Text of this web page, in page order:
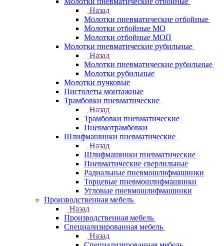
Назад
Молотки пневматические отбойные
Молотки отбойные МО
Молотки отбойные МОП
Молотки пневматические рубильные
Назад
Молотки пневматические рубильные
Молотки рубильные
Молотки пучковые
Пистолеты монтажные
Трамбовки пневматические
Назад
Трамбовки пневматические
Пневмотрамбовки
Шлифмашинки пневматические
Назад
Шлифмашинки пневматические
Пневматические сверлильные
Радиальные пневмошлифмашинки
Торцевые пневмошлифмашинки
Угловые пневмошлифмашинки
Производственная мебель
Назад
Производственная мебель
Cпециализированная мебель
Назад